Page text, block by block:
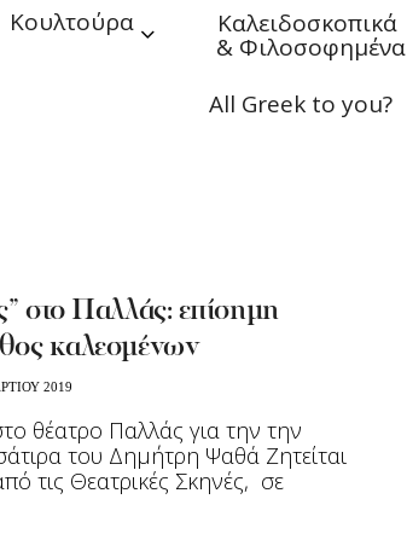
Κουλτούρα Καλειδοσκοπικά
& Φιλοσοφημένα
All Greek to you?
στο Παλλάς: επίσημη
καλεσμένων
2019
θέατρο Παλλάς για την την
του Δημήτρη Ψαθά Ζητείται
τις Θεατρικές Σκηνές, σε